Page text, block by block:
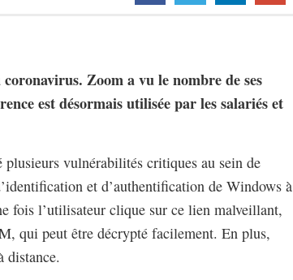
Zoom a vu le nombre de ses
est désormais utilisée par les salariés et
vulnérabilités critiques au sein de
et d’authentification de Windows à
fois l’utilisateur clique sur ce lien malveillant,
qui peut être décrypté facilement. En plus,
distance.